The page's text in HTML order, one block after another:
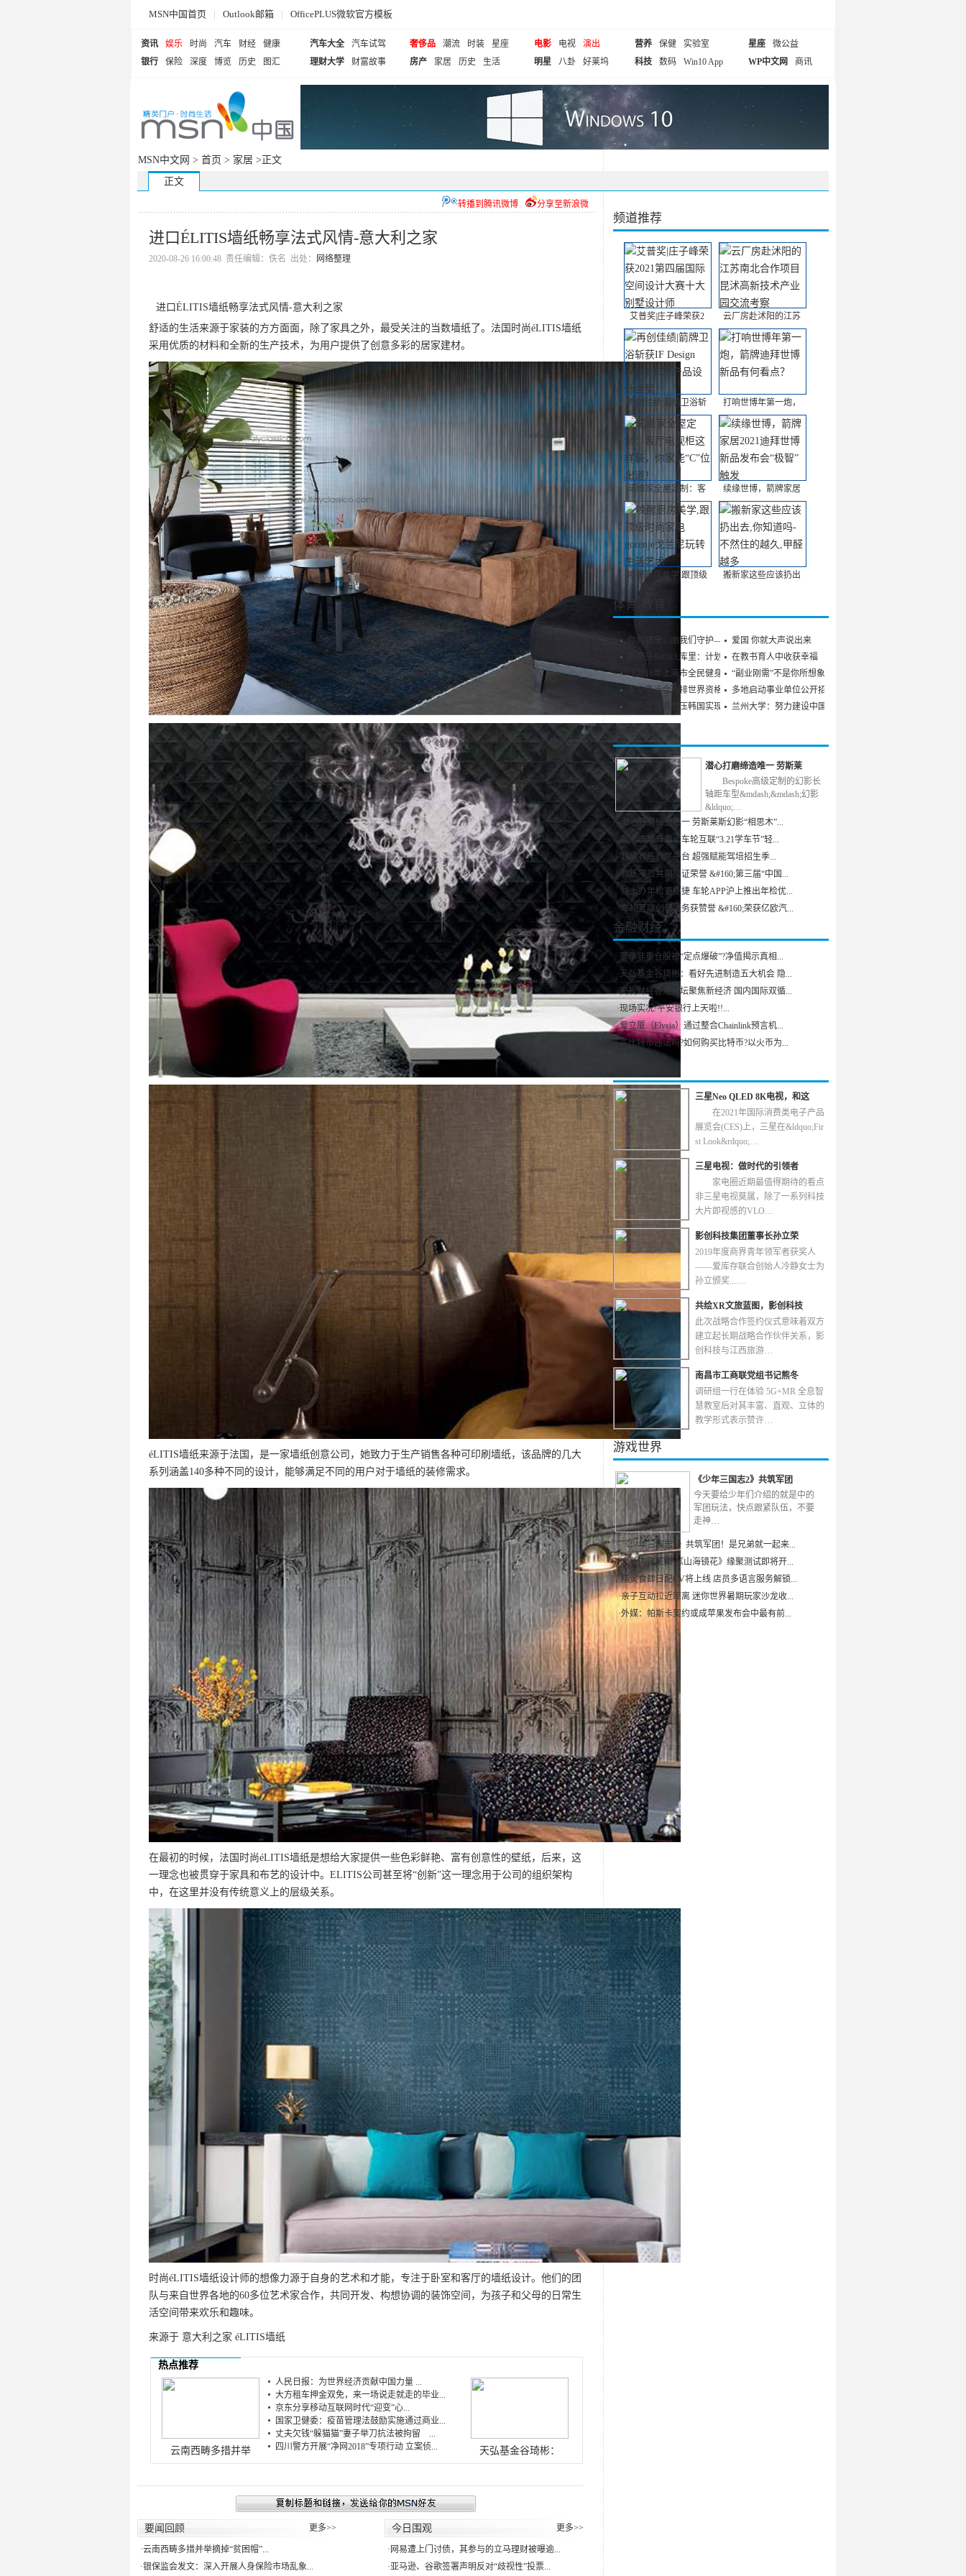
MSN中国首页 | Outlook邮箱 | OfficePLUS微软官方模板
资讯 娱乐 时尚 汽车 财经
健康
银行
保险 深度 博览 历史 图汇
汽车大全
汽车试驾
理财大学
财富故事
奢侈品 潮流 时装
星座
房产
家居 历史 生活
电影 电视
演出
明星
八卦 好莱坞
营养 保健
实验室
科技
数码 Win10 App
星座
微公益
WP中文网
商讯
MSN中文网 > 首页 > 家居 >正文
正文
分享至新浪微
转播到腾讯微博
进口ÉLITIS墙纸畅享法式风情-意大利之家
2020-08-26 16:00:48 责任编辑：佚名 出处： 网络整理
进口ÉLITIS墙纸畅享法式风情-意大利之家
舒适的生活来源于家装的方方面面，除了家具之外，最受关注的当数墙纸了。法国时尚éLITIS墙纸
采用优质的材料和全新的生产技术，为用户提供了创意多彩的居家建材。
éLITIS墙纸来源于法国，是一家墙纸创意公司，她致力于生产销售各种可印刷墙纸，该品牌的几大
系列涵盖140多种不同的设计，能够满足不同的用户对于墙纸的装修需求。
在最初的时候，法国时尚éLITIS墙纸是想给大家提供一些色彩鲜艳、富有创意性的壁纸，后来，这
一理念也被贯穿于家具和布艺的设计中。ELITIS公司甚至将“创新”这一理念用于公司的组织架构
中，在这里并没有传统意义上的层级关系。
时尚éLITIS墙纸设计师的想像力源于自身的艺术和才能，专注于卧室和客厅的墙纸设计。他们的团
队与来自世界各地的60多位艺术家合作，共同开发、构想协调的装饰空间，为孩子和父母的日常生
活空间带来欢乐和趣味。
来源于 意大利之家 éLITIS墙纸
热点推荐
云南西畴多措并举
人民日报：为世界经济贡献中国力量 ...
大方租车押金双免，来一场说走就走的毕业...
京东分享移动互联网时代“迎变”心...
国家卫健委：疫苗管理法鼓励实施通过商业...
丈夫欠钱“躲猫猫”妻子举刀抗法被拘留 ...
四川警方开展“净网2018”专项行动 立案侦...
天弘基金谷琦彬：
要闻回顾 更多>>
·云南西畴多措并举摘掉“贫困帽”...
·银保监会发文：深入开展人身保险市场乱象...
今日围观 更多>>
· 网易遭上门讨债，其参与的立马理财被曝逾...
·亚马逊、谷歌签署声明反对“歧视性”投票...
频道推荐
艾普奖|庄子峰荣获2 云厂房赴沭阳的江苏
再创佳绩|箭牌卫浴斩 打响世博年第一炮，
诺维家全屋定制：客 续缘世博，箭牌家居
唤醒厨房美学,跟顶级 搬新家这些应该扔出
体育/教育
你的健康，由我们守护——
斯蒂芬&#183;库里：计划参
《2018年上海市全民健身发
东京奥运会沙排世界资格赛
国乒亚锦赛力压韩国实现男
爱国 你就大声说出来
在教书育人中收获幸福
“副业刚需”不是你所想象
多地启动事业单位公开招聘
兰州大学：努力建设中国特
汽车视界
潜心打磨缔造唯一 劳斯莱
Bespoke高级定制的幻影长
轴距车型&mdash;&mdash;幻影
&ldquo;…
·潜心打磨缔造唯一 劳斯莱斯幻影“相思木”...
·驾考市场升温，车轮互联“3.21学车节”轻...
·超级教练教学平台 超强赋能驾培招生季...
·教练学员共同见证荣誉 &#160;第三届“中国...
·线上办年检更便捷 车轮APP沪上推出年检优...
·车轮互联创新服务获赞誉 &#160;荣获亿欧汽...
金融财经
·董承非重仓股被“定点爆破”?净值揭示真相...
·天弘基金谷琦彬：看好先进制造五大机会 隐...
·央视财经香港论坛聚焦新经济 国内国际双循...
·现场实况!平安银行上天啦!!...
·爱立厦（Elysia）通过整合Chainlink预言机...
·买比特币违法吗?如何购买比特币?以火币为...
三星Neo QLED 8K电视，和这
在2021年国际消费类电子产品
展览会(CES)上，三星在&ldquo;Fir
st Look&rdquo;…
三星电视：做时代的引领者
家电圈近期最值得期待的看点
非三星电视莫属，除了一系列科技
大片即视感的VLO…
影创科技集团董事长孙立荣
2019年度商界青年领军者获奖人
——爱库存联合创始人冷静女士为
孙立颁奖....…
共绘XR文旅蓝图，影创科技
此次战略合作签约仪式意味着双方
建立起长期战略合作伙伴关系，影
创科技与江西旅游…
南昌市工商联党组书记熊冬
调研组一行在体验 5G+MR 全息智
慧教室后对其丰富、直观、立体的
教学形式表示赞许…
游戏世界
《少年三国志2》共筑军团
今天要给少年们介绍的就是中的
军团玩法，快点跟紧队伍，不要
走神…
·《少年三国志2》共筑军团！是兄弟就一起来...
·全新内容汇集 《山海镜花》缘聚测试即将开...
·精灵食肆日配CV将上线 店员多语言服务解锁...
·亲子互动拉近距离 迷你世界暑期玩家沙龙收...
·外媒：帕斯卡契约或成苹果发布会中最有前...